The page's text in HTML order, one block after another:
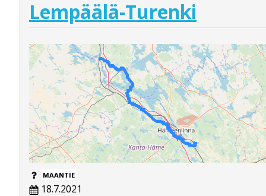
Lempäälä-Turenki
MAANTIE
18.7.2021